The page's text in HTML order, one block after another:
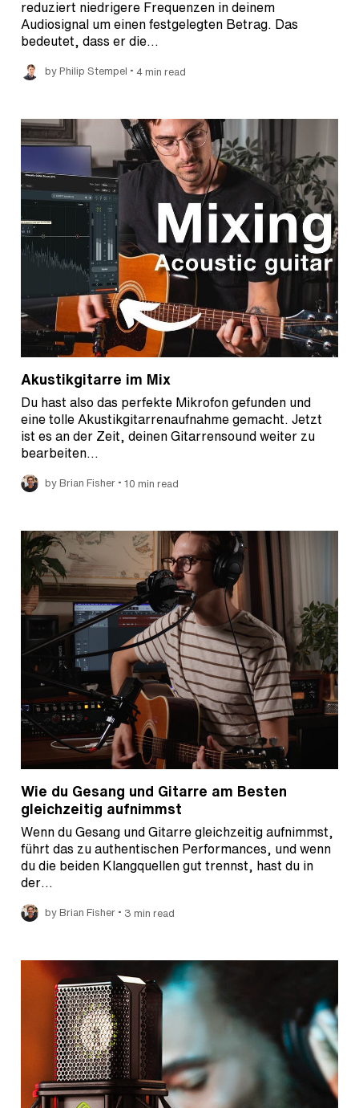
reduziert niedrigere Frequenzen in deinem
Audiosignal um einen festgelegten Betrag. Das
bedeutet, dass er die…
by Philip Stempel • 4 min read
Akustikgitarre im Mix
Du hast also das perfekte Mikrofon gefunden und
eine tolle Akustikgitarrenaufnahme gemacht. Jetzt
ist es an der Zeit, deinen Gitarrensound weiter zu
bearbeiten…
by Brian Fisher • 10 min read
Wie du Gesang und Gitarre am Besten
gleichzeitig aufnimmst
Wenn du Gesang und Gitarre gleichzeitig aufnimmst,
führt das zu authentischen Performances, und wenn
du die beiden Klangquellen gut trennst, hast du in
der…
by Brian Fisher • 3 min read